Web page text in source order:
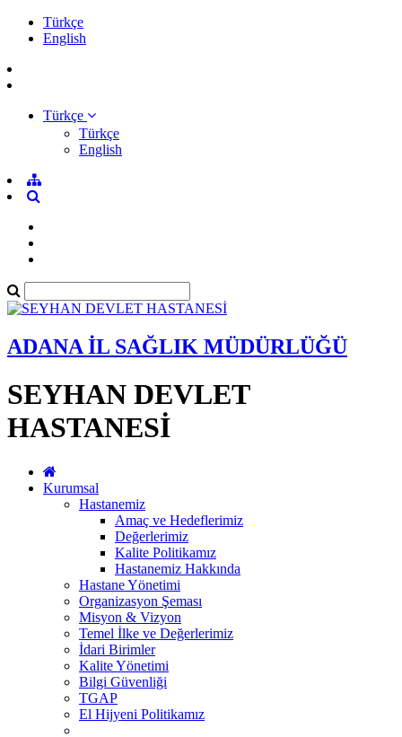
Türkçe
English
Türkçe
Türkçe
English
ADANA İL SAĞLIK MÜDÜRLÜĞÜ
SEYHAN DEVLET
HASTANESİ
Kurumsal
Hastanemiz
Amaç ve Hedeflerimiz
Değerlerimiz
Kalite Politikamız
Hastanemiz Hakkında
Hastane Yönetimi
Organizasyon Şeması
Misyon & Vizyon
Temel İlke ve Değerlerimiz
İdari Birimler
Kalite Yönetimi
Bilgi Güvenliği
TGAP
El Hijyeni Politikamız